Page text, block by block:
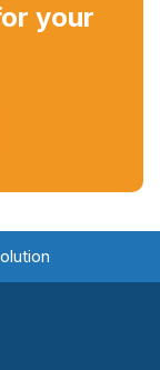
your